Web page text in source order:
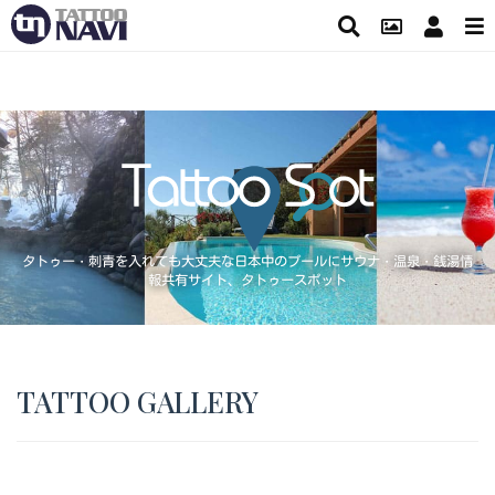
タトゥー・刺青を入れても大丈夫な日本中のプールにサウナ・温泉・銭湯情
報共有サイト、タトゥースポット
TATTOO GALLERY